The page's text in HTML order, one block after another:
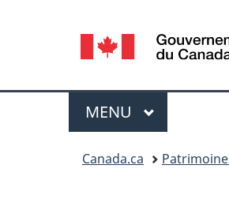
Sélection
de
la
langue
Menu
MENU PRINCIPAL
Canada.ca